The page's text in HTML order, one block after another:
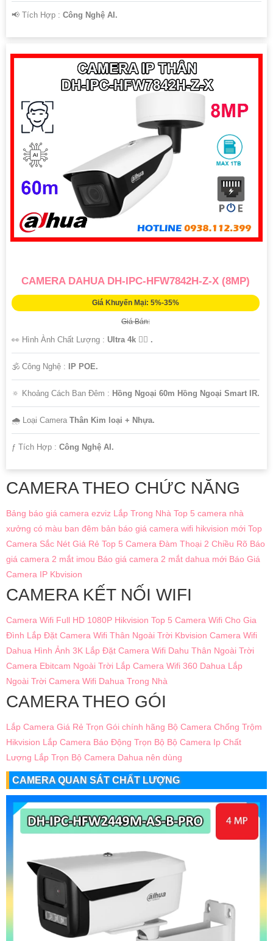
️📢 Tích Hợp : Công Nghệ AI.
CAMERA DAHUA DH-IPC-HFW7842H-Z-X (8MP)
Giá Khuyến Mại: 5%-35%
Giá Bán:
👀 Hình Ành Chất Lượng : Ultra 4k 👍🏾 .
🕉️ Công Nghệ : IP POE.
🔅 Khoảng Cách Ban Đêm : Hồng Ngoại 60m Hồng Ngoại Smart IR.
🌧️ Loại Camera Thân Kim loại + Nhựa.
️ƒ Tích Hợp : Công Nghệ AI.
CAMERA THEO CHỨC NĂNG
Bảng báo giá camera ezviz Lắp Trong Nhà Top 5 camera nhà
xưởng có màu ban đêm bản báo giá camera wifi hikvision mới Top
Camera Sắc Nét Giá Rẻ Top 5 Camera Đàm Thoại 2 Chiều Rõ Báo
giá camera 2 mắt imou Báo giá camera 2 mắt dahua mới Báo Giá
Camera IP Kbvision
CAMERA KẾT NỐI WIFI
Camera Wifi Full HD 1080P Hikvision Top 5 Camera Wifi Cho Gia
Đình Lắp Đặt Camera Wifi Thân Ngoài Trời Kbvision Camera Wifi
Dahua Hình Ảnh 3K Lắp Đặt Camera Wifi Dahu Thân Ngoài Trời
Camera Ebitcam Ngoài Trời Lắp Camera Wifi 360 Dahua Lắp
Ngoài Trời Camera Wifi Dahua Trong Nhà
CAMERA THEO GÓI
Lắp Camera Giá Rẻ Trọn Gói chính hãng Bộ Camera Chống Trộm
Hikvision Lắp Camera Báo Động Trọn Bộ Bộ Camera Ip Chất
Lượng Lắp Trọn Bộ Camera Dahua nên dùng
CAMERA QUAN SÁT CHẤT LƯỢNG